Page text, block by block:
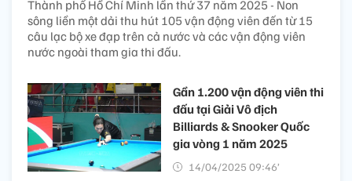
Thành phố Hồ Chí Minh lần thứ 37 năm 2025 - Non
sông liền một dải thu hút 105 vận động viên đến từ 15
câu lạc bộ xe đạp trên cả nước và các vận động viên
nước ngoài tham gia thi đấu.
Gần 1.200 vận động viên thi
đấu tại Giải Vô địch
Billiards & Snooker Quốc
gia vòng 1 năm 2025
14/04/2025 09:46’